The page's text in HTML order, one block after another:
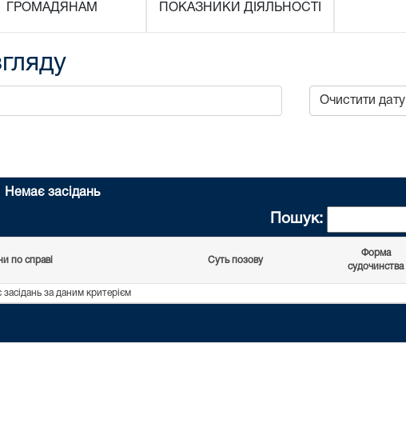
ГРОМАДЯНАМ ПОКАЗНИКИ ДІЯЛЬНОСТІ
Очистити дату
Немає засідань
Пошук:
по справі Суть позову
Форма
судочинства
засідань за даним критерієм